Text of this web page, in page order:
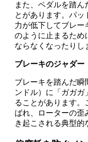
また、ペダルを踏ん
とがあります。パッ
力が低下してブレー
のように止まるため
ならなくなったりし
ブレーキのジャダー
ブレーキを踏んだ瞬
ンドル）に「ガガガ
ることがあります
ばれ、ローターの歪
き起こされる典型的